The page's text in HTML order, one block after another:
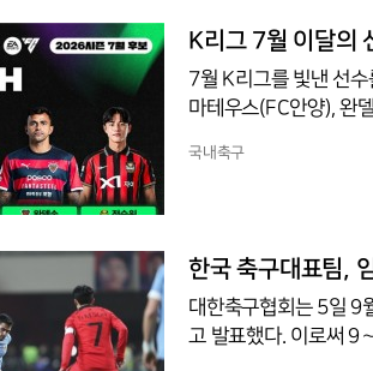
K리그 7월 이달의
7월 K리그를 빛낸 선
마테우스(FC안양), 완
18~20라운드 세 경기
끌었다. 김대원은 강
MVP
국내축구
한국 축구대표팀,
대한축구협회는 5일 9
고 발표했다. 이로써